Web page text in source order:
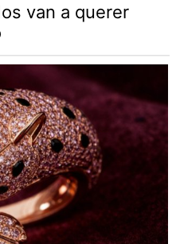
van a querer